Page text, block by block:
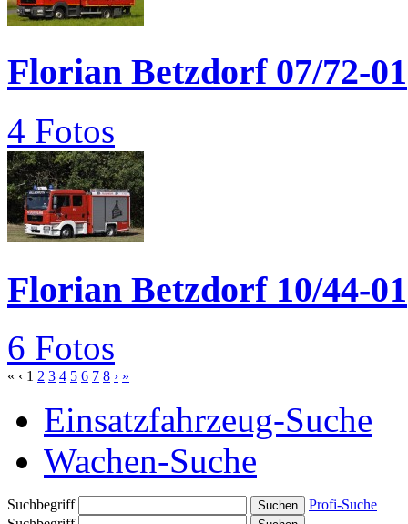
Florian Betzdorf 07/72-01
4 Fotos
Florian Betzdorf 10/44-01
6 Fotos
« ‹ 1 2 3 4 5 6 7 8 › »
Einsatzfahrzeug-Suche
Wachen-Suche
Suchbegriff
Profi-Suche